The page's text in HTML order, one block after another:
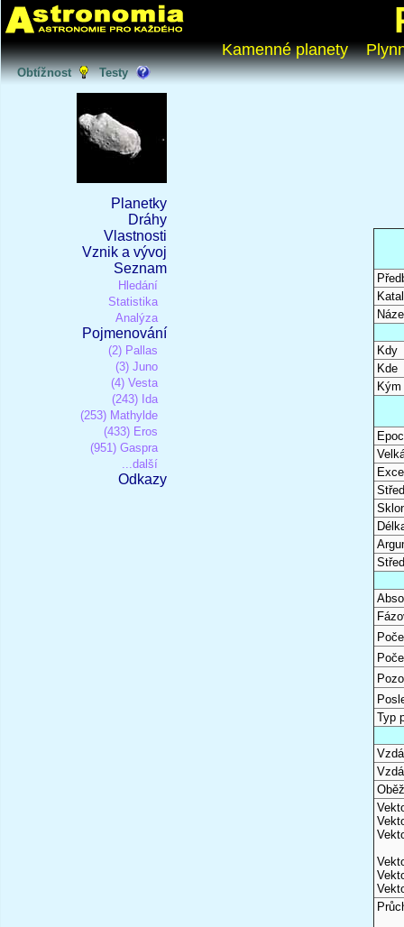
Kamenné planety
Obtížnost Testy
Planetky
Dráhy
Vlastnosti
Vznik a vývoj
Seznam
Hledání
Statistika
Analýza
Pojmenování
(2) Pallas
(3) Juno
(4) Vesta
(243) Ida
(253) Mathylde
(433) Eros
(951) Gaspra
...další
Odkazy
Kdy
Kde
Kým
Typ